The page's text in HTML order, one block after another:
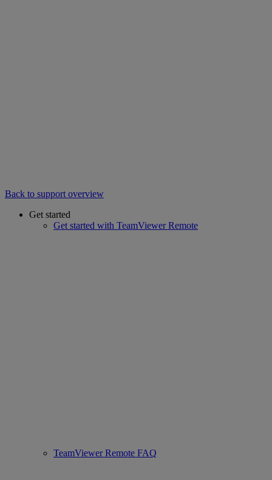
Back to support overview
Get started
Get started with TeamViewer Remote
TeamViewer Remote FAQ